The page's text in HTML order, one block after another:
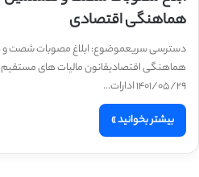
هماهنگی اقتصادی
دسترسی سریعموضوع: ابلاغ مصوبات شصت
۱۴۰۱/۰۵/۲۹ ادارات…
بیشتر بخوانید »